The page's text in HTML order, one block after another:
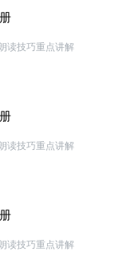
读技巧重点讲解
读技巧重点讲解
读技巧重点讲解